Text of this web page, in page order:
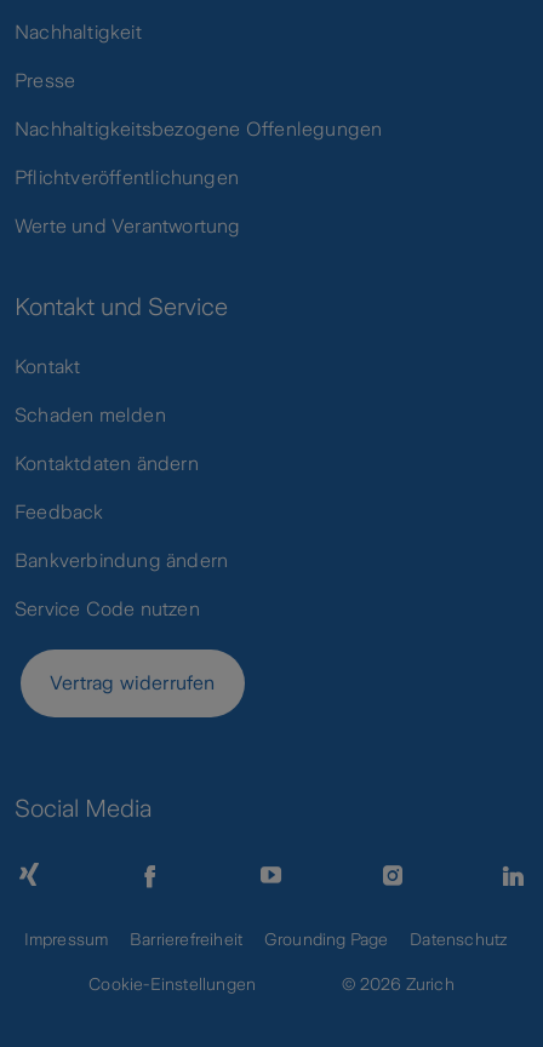
Nachhaltigkeit
Presse
Nachhaltigkeitsbezogene Offenlegungen
Pflichtveröffentlichungen
Werte und Verantwortung
Kontakt und Service
Kontakt
Schaden melden
Kontaktdaten ändern
Feedback
Bankverbindung ändern
Service Code nutzen
Vertrag widerrufen
Social Media
Impressum Barrierefreiheit Grounding Page Datenschutz
Cookie-Einstellungen © 2026 Zurich